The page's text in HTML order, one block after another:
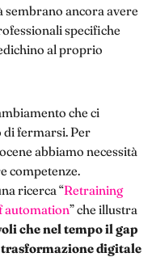
sembrano ancora avere
specifiche
al proprio
che ci
di fermarsi. Per
abbiamo necessità
competenze.
ricerca “Retraining
automation” che illustra
che nel tempo il gap
digitale